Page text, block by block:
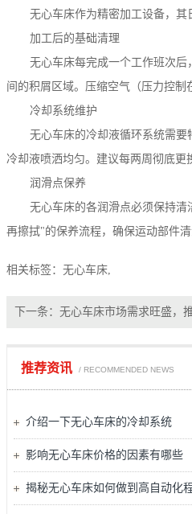
无心车床作为精密加工设备，其
加工后的基础清理
无心车床每完成一个工作班次
间的积屑区域。压缩空气（压力控制
冷却系统维护
无心车床的冷却液循环系统需
冷却液喷洒均匀。建议每两周彻底更
润滑点保养
无心车床的各润滑点必须保持
再擦拭"的保养流程，确保运动部件清
相关标签： 无心车床,
下一条： 无心车床市场需求旺盛，
推荐资讯 / RECOMMENDED NEWS
介绍一下无心车床的冷却系统
影响无心车床价格的因素有哪些
揭秘无心车床如何做到高自动化